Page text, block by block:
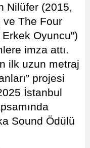
Nilüfer (2015,
ve The Four
Oyuncu")
imza attı.
ilk uzun metraj
projesi
İstanbul
Sound Ödülü